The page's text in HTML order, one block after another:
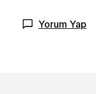
Yorum Yap